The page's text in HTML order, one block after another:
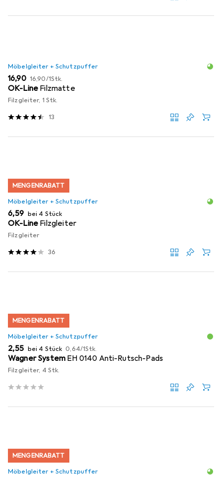
Möbelgleiter + Schutzpuffer
EUR
16,90 EUR
16,90/1Stk.
OK-Line Filzmatte
Filzgleiter, 1 Stk.
13
MENGENRABATT
Möbelgleiter + Schutzpuffer
EUR
6,59 bei 4 Stück
OK-Line Filzgleiter
Filzgleiter
36
MENGENRABATT
Möbelgleiter + Schutzpuffer
EUR
2,55 bei 4 Stück EUR
0,64/1Stk.
Wagner System EH 0140 Anti-Rutsch-Pads
Filzgleiter, 4 Stk.
MENGENRABATT
Möbelgleiter + Schutzpuffer